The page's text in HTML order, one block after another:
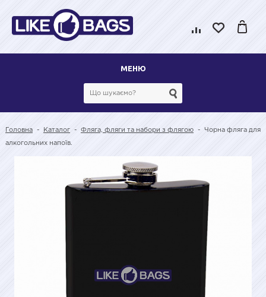
МЕНЮ
Головна - Каталог - Фляга, фляги та набори з флягою - Чорна фляга для
алкогольних напоїв.